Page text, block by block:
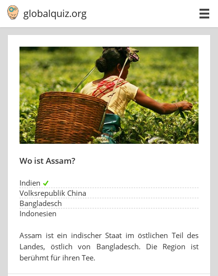
globalquiz.org
Wo ist Assam?
Indien
Volksrepublik China
Bangladesch
Indonesien
Assam ist ein indischer Staat im östlichen Teil des
Landes, östlich von Bangladesch. Die Region ist
berühmt für ihren Tee.